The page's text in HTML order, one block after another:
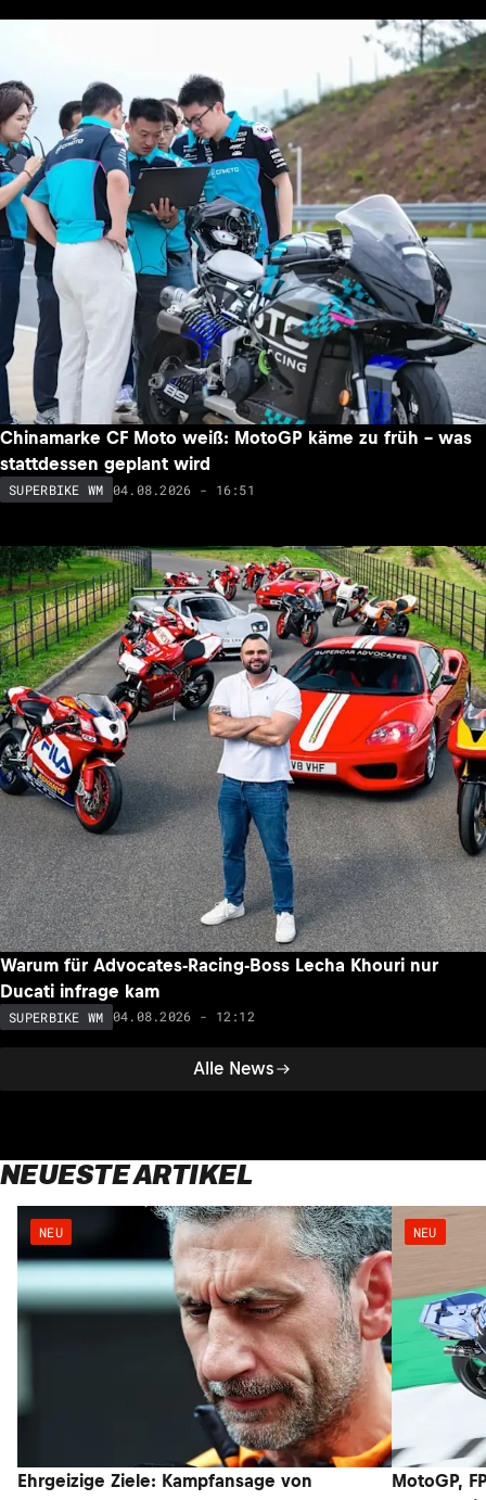
Alle News
Chinamarke CF Moto weiß: MotoGP käme zu früh – was
stattdessen geplant wird
SUPERBIKE WM 04.08.2026 - 16:51
Warum für Advocates-Racing-Boss Lecha Khouri nur
Ducati infrage kam
SUPERBIKE WM 04.08.2026 - 12:12
NEUESTE ARTIKEL
NEU
Ehrgeizige Ziele: Kampfansage von
NEU
MotoGP,